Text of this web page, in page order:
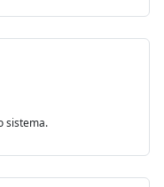
sistema.